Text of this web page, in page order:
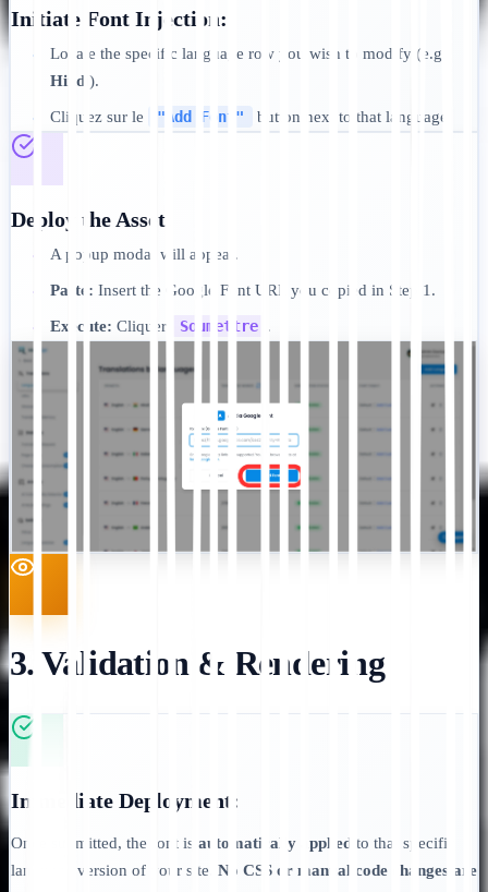
Initiate Font Injection:
•
Locate the specific language row you wish to modify (e.g.,
Hindi ).
• Cliquez sur le "Add Font" button next to that language.
Deploy the Asset:
• A popup modal will appear.
• Paste: Insert the Google Font URL you copied in Step 1.
• Execute: Cliquer Soumettre .
3. Validation & Rendering
Immediate Deployment:
Once submitted, the font is automatically applied to that specific
language version of your site. No CSS or manual code changes are